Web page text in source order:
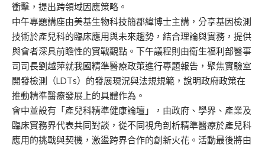
衝擊，提出跨領域因應策略。
中午專題講座由美基生物科技簡郡緯博士主講，分享基因檢測
技術於產兒科的臨床應用與未來趨勢，結合理論與實務，提供
與會者深具前瞻性的實戰觀點。下午議程則由衛生福利部醫事
司司長劉越萍就我國精準醫療政策進行專題報告，聚焦實驗室
開發檢測（LDTs）的發展現況與法規規範，說明政府政策在
推動精準醫療發展上的具體作為。
會中並設有「產兒科精準健康論壇」，由政府、學界、產業及
臨床實務界代表共同對談，從不同視角剖析精準醫療於產兒科
應用的挑戰與契機，激盪跨界合作的創新火花。活動最後將由